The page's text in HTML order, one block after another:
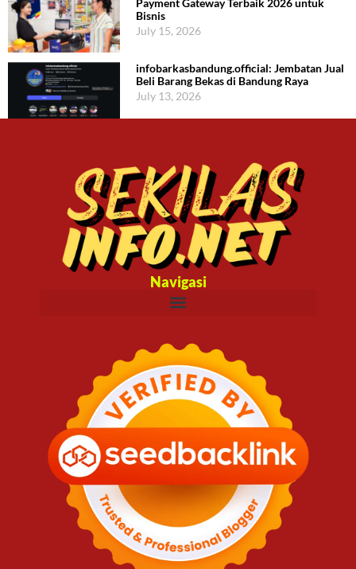
Bisnis
July 15, 2026
infobarkasbandung.official: Jembatan Jual
Beli Barang Bekas di Bandung Raya
July 13, 2026
Navigasi